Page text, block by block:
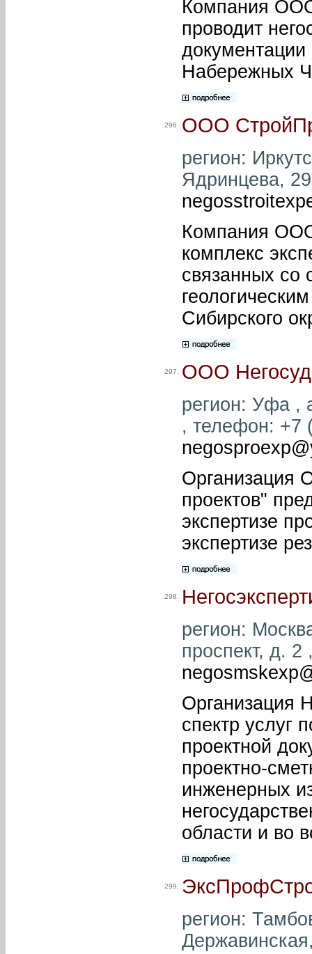
Компания
проводит
документации
Набережных
296. ООО
регион:
Ядринцева,
Компания
комплекс
связанных со
Сибирского
297. ООО
регион: Уфа ,
, телефон: +7
Организация
проектов"
экспертизе
экспертизе
298.
регион:
проспект, д.
Организация
спектр услуг
проектной
проектно-
инженерных
области и во
299.
регион: